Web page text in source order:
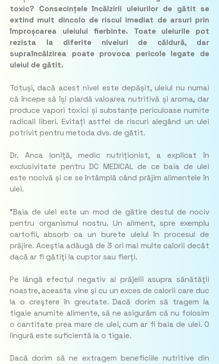
toxic? Consecințele încălzirii uleiurilor de gătit se
extind mult dincolo de riscul imediat de arsuri prin
împroșcarea uleiului fierbinte. Toate uleiurile pot
rezista la diferite niveluri de căldură, dar
supraîncălzirea poate provoca pericole legate de
uleiul de gătit.
Totuși, dacă acest nivel este depășit, uleiul nu numai
că începe să își piardă valoarea nutritivă și aroma, dar
produce vapori toxici și substanțe periculoase numite
radicali liberi. Evitați astfel de riscuri alegând un ulei
potrivit pentru metoda dvs. de gătit.
Dr. Anca Ioniță, medic nutriționist, a explicat în
exclusivitate pentru DC MEDICAL de ce baia de ulei
este nocivă și ce se întâmplă când prăjim alimentele în
ulei.
”Baia de ulei este un mod de gătire destul de nociv
pentru organismul nostru. Un aliment, spre exemplu
cartofii, absorb ca un burete uleiul în procesul de
prăjire. Aceştia adăugă de 3 ori mai multe calorii decât
dacă ar fi gătiţi la cuptor sau fierţi.
Pe lângă efectul negativ al prăjelii asupra sănătăţii
noastre, aceasta vine şi cu un exces de calorii care duc
la o creştere în greutate. Dacă dorim să tragem la
tigaie anumite alimente, să ne asigurăm că nu folosim
o cantitate prea mare de ulei, cum ar fi baia de ulei. O
lingură este suficientă la o tigaie.
Dacă dorim să ne extragem beneficiile nutritive din